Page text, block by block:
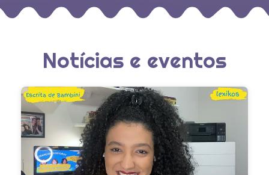
Notícias e eventos